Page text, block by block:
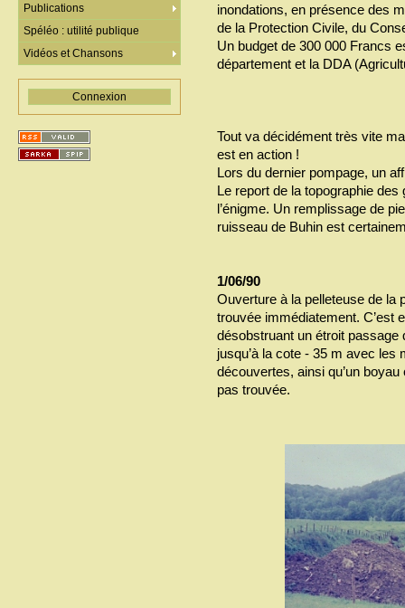
inondations, en présence des
de la Protection Civile, du
Un budget de 300 000 Francs
département et la DDA
Tout va décidément très vite
est en action !
Lors du dernier pompage, un
Le report de la topographie
l’énigme. Un remplissage de
ruisseau de Buhin est
1/06/90
Ouverture à la pelleteuse de la
trouvée immédiatement. C’est
désobstruant un étroit passage
jusqu’à la cote - 35 m avec
découvertes, ainsi qu’un
pas trouvée.
Publications
Spéléo : utilité publique
Vidéos et Chansons
Connexion